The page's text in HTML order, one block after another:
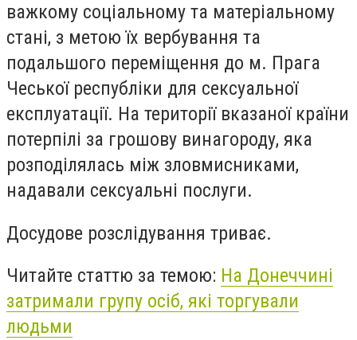
важкому соціальному та матеріальному
стані, з метою їх вербування та
подальшого переміщення до м. Прага
Чеської республіки для сексуальної
експлуатації. На території вказаної країни
потерпілі за грошову винагороду, яка
розподілялась між зловмисниками,
надавали сексуальні послуги.
Досудове розслідування триває.
Читайте статтю за темою: На Донеччині
затримали групу осіб, які торгували
людьми